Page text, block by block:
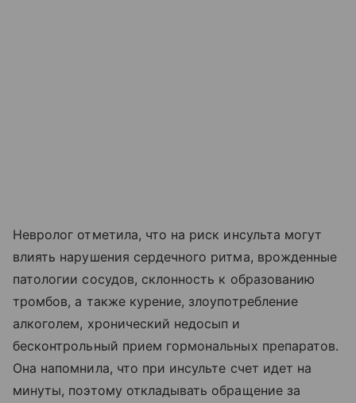
Невролог отметила, что на риск инсульта могут
влиять нарушения сердечного ритма, врожденные
патологии сосудов, склонность к образованию
тромбов, а также курение, злоупотребление
алкоголем, хронический недосып и
бесконтрольный прием гормональных препаратов.
Она напомнила, что при инсульте счет идет на
минуты, поэтому откладывать обращение за